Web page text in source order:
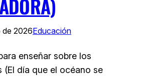
de 2026Educación
enseñar sobre los
(El día que el océano se